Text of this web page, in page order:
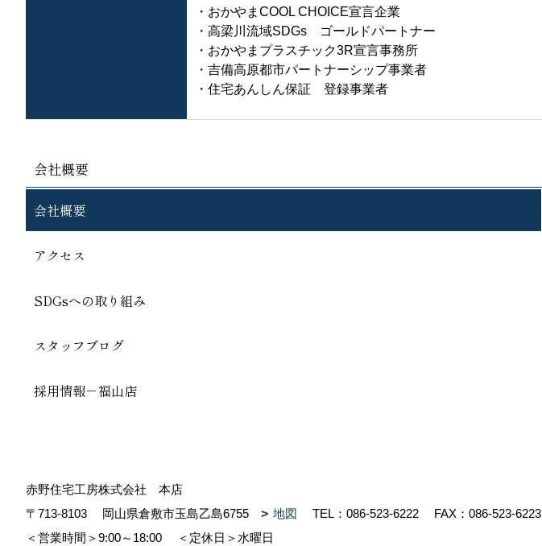
・おかやまCOOL CHOICE宣言企業
・高梁川流域SDGs ゴールドパートナー
・おかやまプラスチック3R宣言事務所
・吉備高原都市パートナーシップ事業者
・住宅あんしん保証 登録事業者
会社概要
会社概要
アクセス
SDGsへの取り組み
スタッフブログ
採用情報－福山店
赤野住宅工房株式会社 本店
〒713-8103
岡山県倉敷市玉島乙島6755 地図 TEL： 086-523-6222
FAX：086-523-6223
＜営業時間＞9:00～18:00
＜定休日＞水曜日